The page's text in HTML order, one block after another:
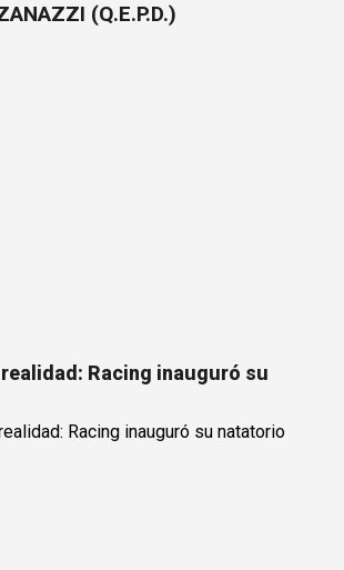
(Q.E.P.D.)
Racing inauguró su